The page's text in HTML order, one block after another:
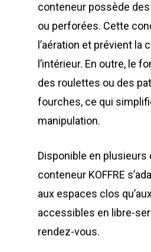
conteneur possède
ou perforées. Cette
l’aération et prévient la
l’intérieur. En outre, le
des roulettes ou des
fourches, ce qui
manipulation.
Disponible en plusieurs
conteneur KOFFRE
aux espaces clos
accessibles en libre-
rendez-vous.